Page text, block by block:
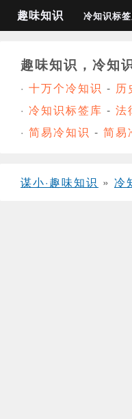
趣味知识 冷知识标
趣味知识，冷知
· 十万个冷知识 - 历
· 冷知识标签库 - 法
· 简易冷知识 - 简易
谋小·趣味知识 » 冷